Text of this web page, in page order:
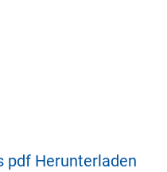
pdf Herunterladen